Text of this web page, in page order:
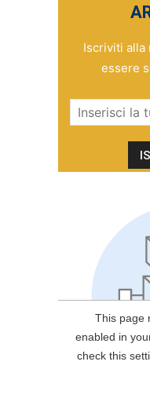
Iscriviti alla
essere